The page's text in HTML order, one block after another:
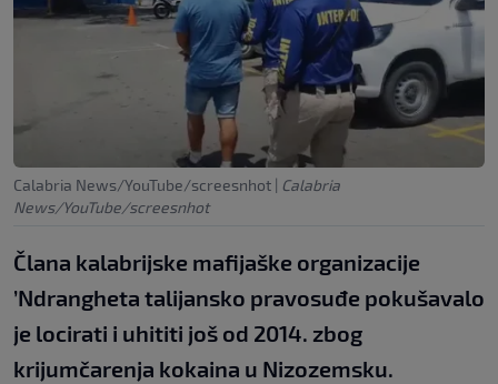
Calabria News/YouTube/screesnhot | Calabria
News/YouTube/screesnhot
Člana kalabrijske mafijaške organizacije
’Ndrangheta talijansko pravosuđe pokušavalo
je locirati i uhititi još od 2014. zbog
krijumčarenja kokaina u Nizozemsku.